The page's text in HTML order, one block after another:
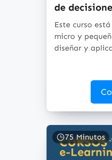
de
Este curso
micro y
diseñar y
75 Minutos